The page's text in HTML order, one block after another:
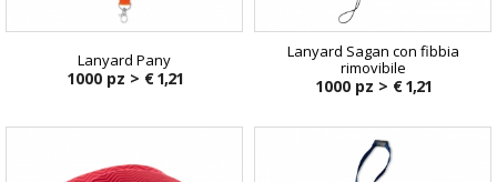
Lanyard Pany
1000 pz > € 1,21
Lanyard Sagan con fibbia
rimovibile
1000 pz > € 1,21